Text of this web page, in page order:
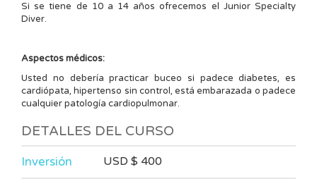
Si se tiene de 10 a 14 años ofrecemos el Junior Specialty
Diver.
Aspectos médicos:
Usted no debería practicar buceo si padece diabetes, es
cardiópata, hipertenso sin control, está embarazada o padece
cualquier patología cardiopulmonar.
DETALLES DEL CURSO
Inversión USD $ 400